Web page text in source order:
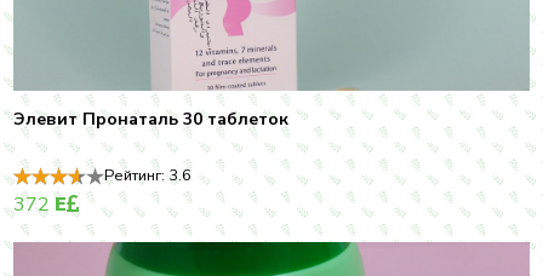
Элевит Пронаталь 30 таблеток
Рейтинг:3.6
372E